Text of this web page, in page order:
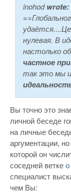
inohodwrote:
нулевая. В
настолько
частное
так это мы
Вы точно это
личной беседе
на личные
аргументации,
которой он
соседней ветке
специалист
чем Вы: